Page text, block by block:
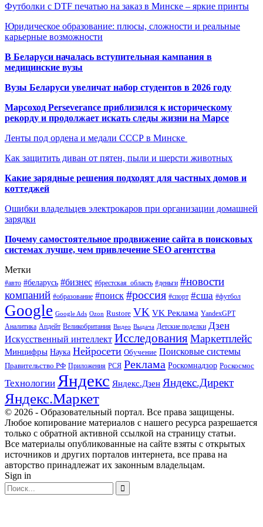
Футболки с DTF печатью на заказ в Минске – яркие принты
Юридическое образование: плюсы, сложности и реальные
карьерные возможности
В Беларуси началась вступительная кампания в
медицинские вузы
Вузы Беларуси увеличат набор студентов в 2026 году
Марсоход Perseverance приблизился к историческому
рекорду и продолжает искать следы жизни на Марсе
Ленты под ордена и медали СССР в Минске
Как защитить диван от пятен, пыли и шерсти животных
Какие зарядные решения подходят для частных домов и
коттеджей
Ошибки владельцев электрокаров при организации домашней
зарядки
Почему самостоятельное продвижение сайта в поисковых
системах лучше, чем привлечение SEO агентства
Метки
#авто #беларусь #бизнес #брестская_область #деньги #новости
компаний #образование #поиск #россия #спорт #сша #футбол
Google Google Ads Ozon Rustore VK VK Реклама YandexGPT
Аналитика Апдейт Великобритания Видео Выдача Детские поделки Дзен
Искусственный интеллект ИсследованияМаркетплейс
Минцифры Наука Нейросети Обучение Поисковые системы
Правительство РФ Приложения РСЯ Реклама Роскомнадзор Роскосмос
Технологии Яндекс Яндекс.Дзен Яндекс.Директ
Яндекс.Маркет
© 2026 - Образовательный портал. Все права защищены.
Любое копирование материалов с нашего ресурса разрешается
только с обратной активной ссылкой на страницу статьи.
Все материалы опубликованные на сайте взяты с открытых
источников и других порталов интернета, все права на
авторство принадлежат их законным владельцам.
Sign in